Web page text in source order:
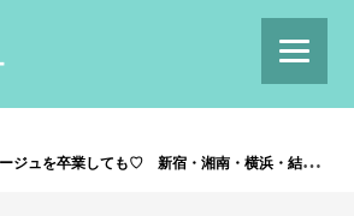
ュを卒業しても♡ 新宿・湘南・横浜・結婚相談所 マユアージュ